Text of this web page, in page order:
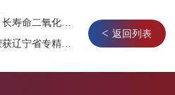
碳催化加氢制甲醇
特新“小巨人”荣誉
< 返回列表